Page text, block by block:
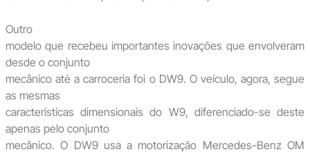
Outro
modelo que recebeu importantes inovações que envolveram
desde o conjunto
mecânico até a carroceria foi o DW9. O veículo, agora, segue
as mesmas
características dimensionais do W9, diferenciado-se deste
apenas pelo conjunto
mecânico. O DW9 usa a motorização Mercedes-Benz OM